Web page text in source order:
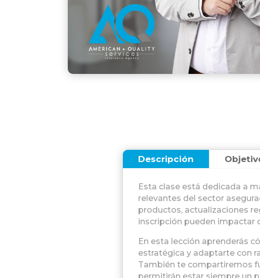
Descripción
Esta clase está dedicada a
relevantes del sector
productos, actualizaciones
inscripción pueden
En esta lección aprenderás
estratégica y adaptarte con
También te compartiremos